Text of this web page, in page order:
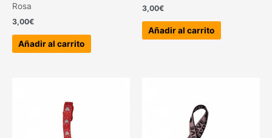
Rosa
3,00€
Añadir al carrito
3,00€
Añadir al carrito